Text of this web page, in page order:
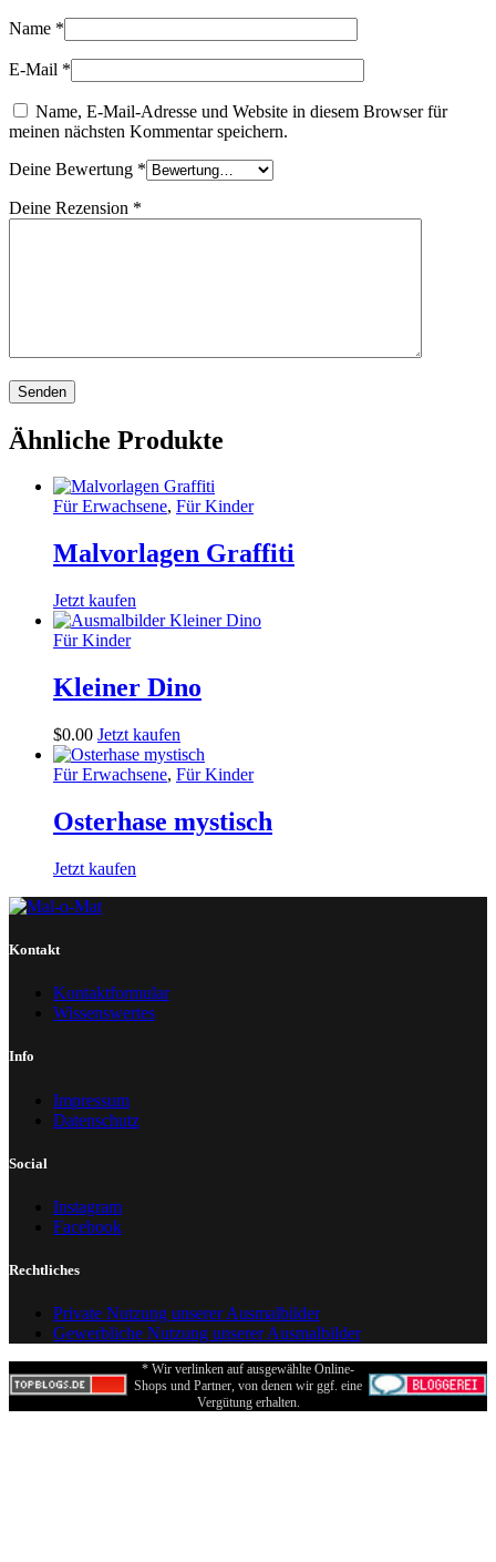
Name *
E-Mail *
Name, E-Mail-Adresse und Website in diesem Browser für
meinen nächsten Kommentar speichern.
Deine Bewertung *
Deine Rezension *
Ähnliche Produkte
Für Erwachsene, Für Kinder
Malvorlagen Graffiti
Jetzt kaufen
Für Kinder
Kleiner Dino
$0.00 Jetzt kaufen
Für Erwachsene, Für Kinder
Osterhase mystisch
Jetzt kaufen
Kontakt
Kontaktformular
Wissenswertes
Info
Impressum
Datenschutz
Social
Instagram
Facebook
Rechtliches
Private Nutzung unserer Ausmalbilder
Gewerbliche Nutzung unserer Ausmalbilder
* Wir verlinken auf ausgewählte Online-
Shops und Partner, von denen wir ggf. eine
Vergütung erhalten.